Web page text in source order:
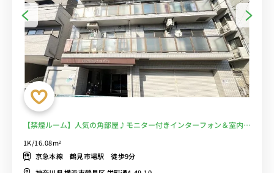
【禁煙ルーム】人気の角部屋♪モニター付きインターフォン＆室内洗
り＆「いなげや」も徒歩約7分にあります■選べるWi-Fi格安レンタル
中！
1K/16.08m²
京急本線 鶴見市場駅 徒歩9分